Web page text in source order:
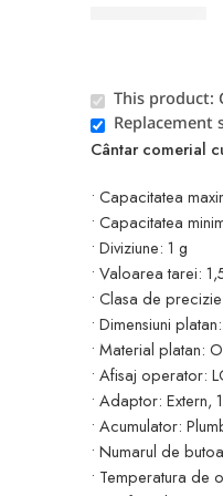
This product:
Replacement
Cântar comerial
• Capacitatea
• Capacitatea
• Diviziune: 1 g
• Valoarea tarei:
• Clasa de
• Dimensiuni
• Material platan:
• Afisaj operator:
• Adaptor: Extern,
• Acumulator:
• Numarul de
• Temperatura de